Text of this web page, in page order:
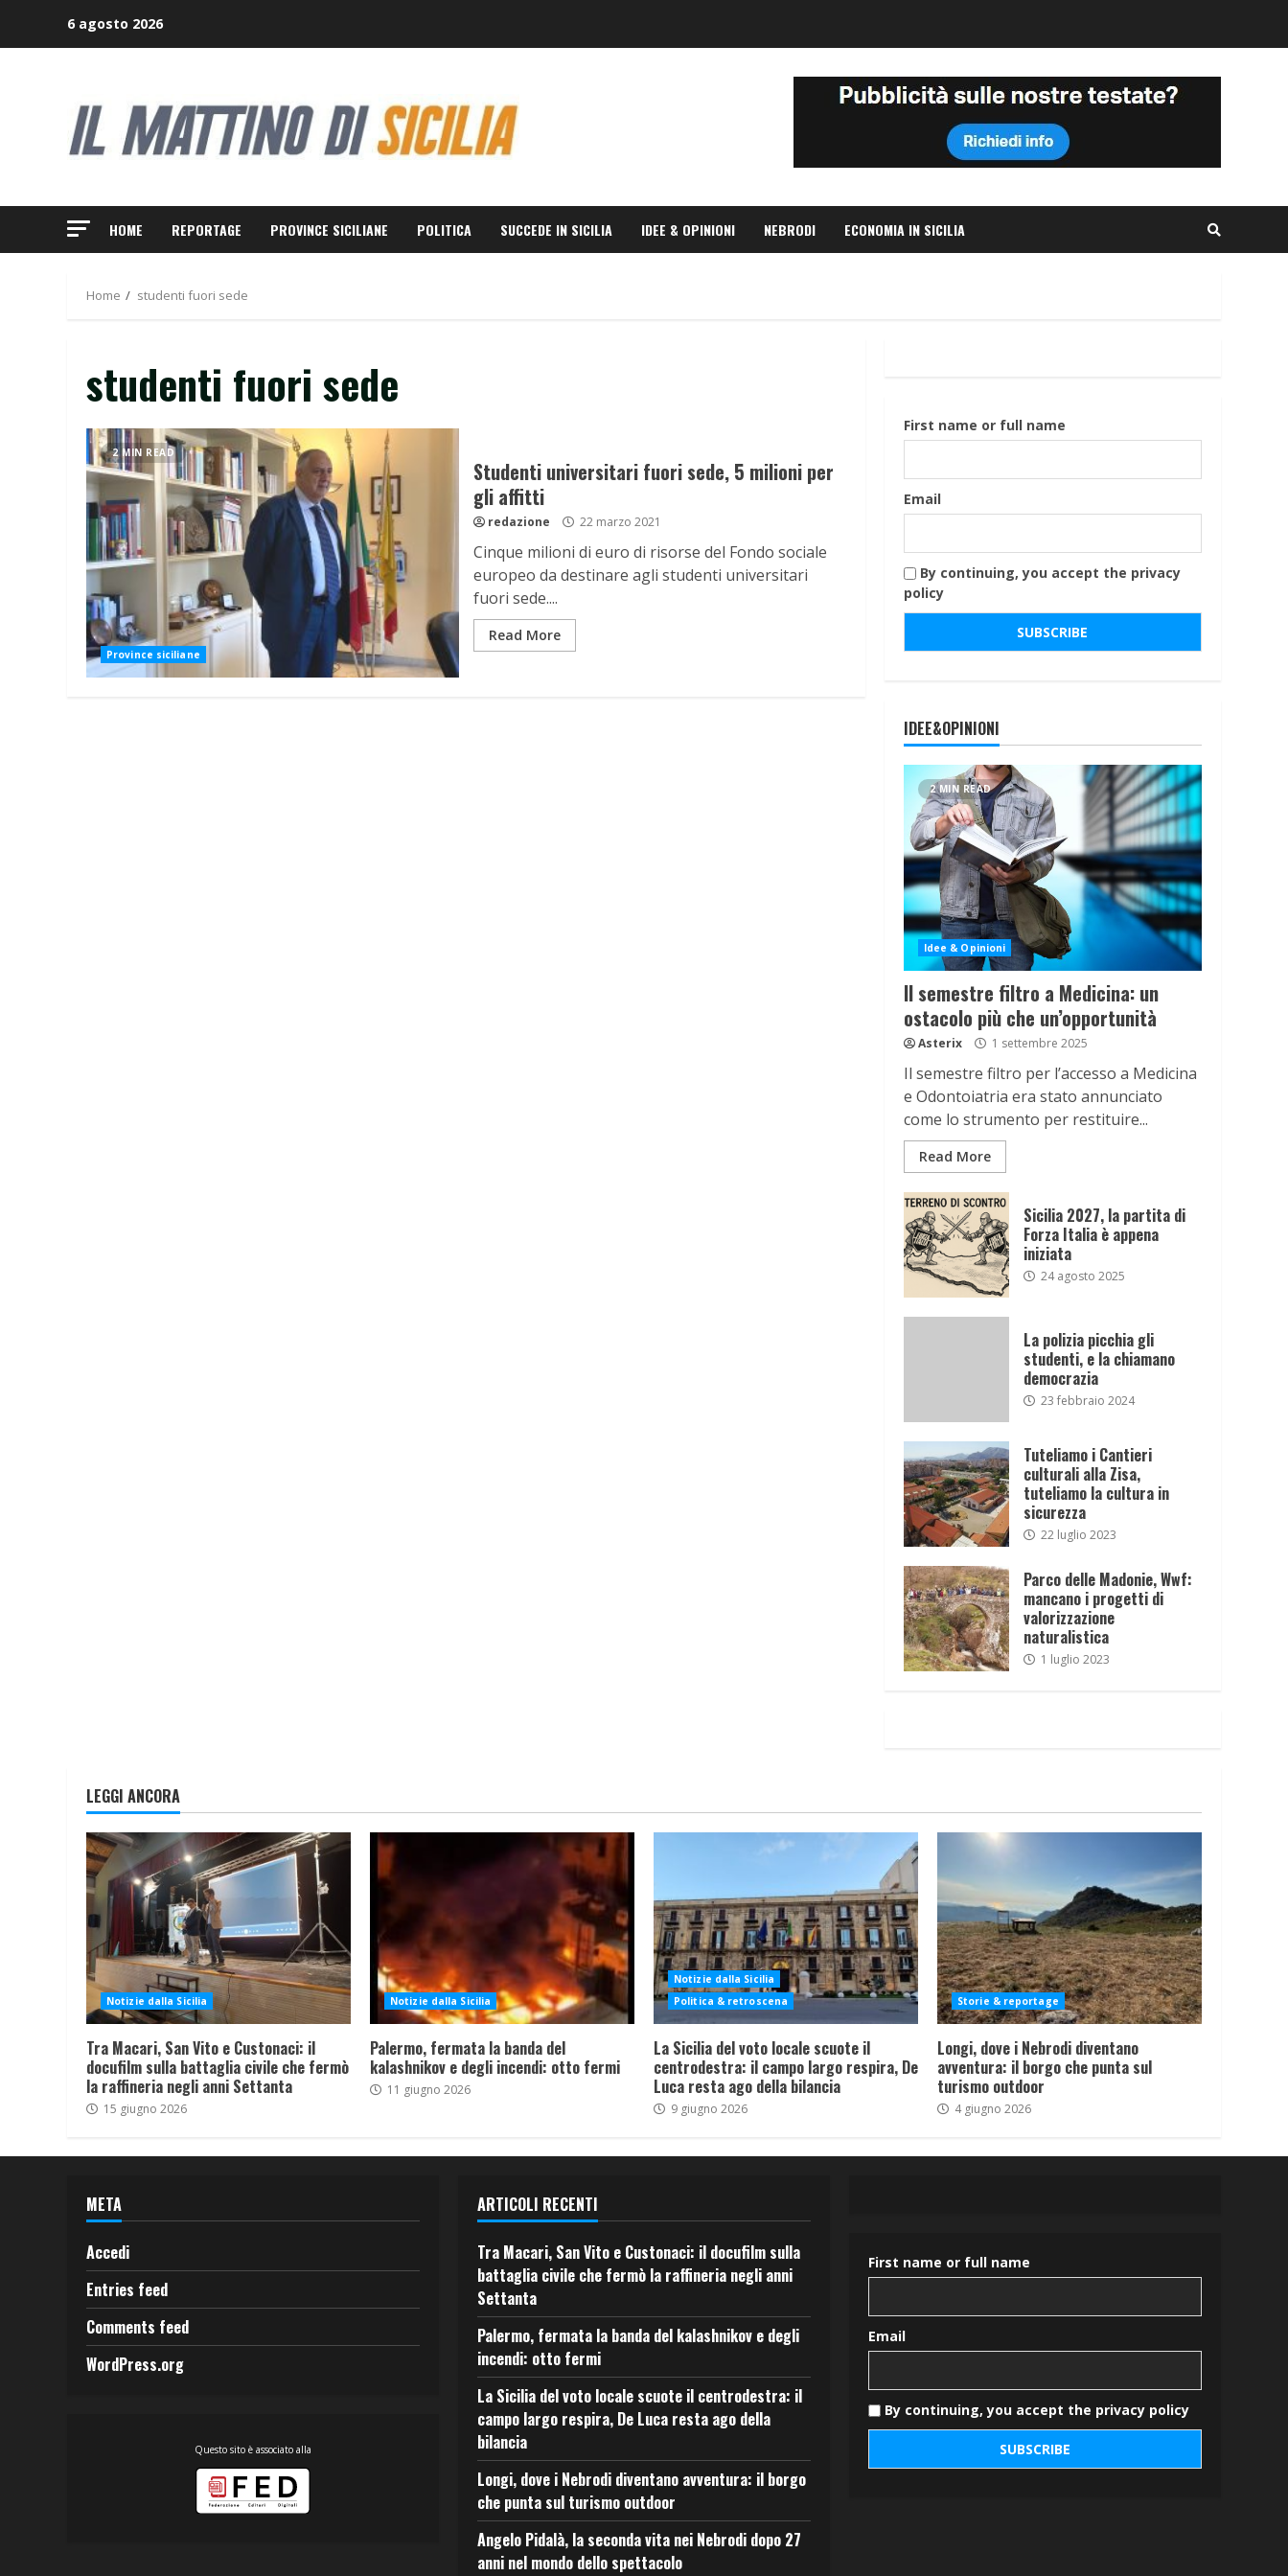
6 agosto 2026
HOME REPORTAGE PROVINCE SICILIANE POLITICA SUCCEDE IN SICILIA IDEE & OPINIONI NEBRODI ECONOMIA IN SICILIA
Home studenti fuori sede
studenti fuori sede
2 MIN READ
Province siciliane
Studenti universitari fuori sede, 5 milioni per
gli affitti
redazione 22 marzo 2021
Cinque milioni di euro di risorse del Fondo sociale
europeo da destinare agli studenti universitari
fuori sede....
Read More
First name or full name
Email
By continuing, you accept the privacy
policy
IDEE&OPINIONI
2 MIN READ
Idee & Opinioni
Il semestre filtro a Medicina: un
ostacolo più che un’opportunità
Asterix 1 settembre 2025
Il semestre filtro per l’accesso a Medicina
e Odontoiatria era stato annunciato
come lo strumento per restituire...
Read More
Sicilia 2027, la partita di
Forza Italia è appena
iniziata
24 agosto 2025
La polizia picchia gli
studenti, e la chiamano
democrazia
23 febbraio 2024
Tuteliamo i Cantieri
culturali alla Zisa,
tuteliamo la cultura in
sicurezza
22 luglio 2023
Parco delle Madonie, Wwf:
mancano i progetti di
valorizzazione
naturalistica
1 luglio 2023
LEGGI ANCORA
Notizie dalla Sicilia
Tra Macari, San Vito e Custonaci: il
docufilm sulla battaglia civile che fermò
la raffineria negli anni Settanta
15 giugno 2026
Notizie dalla Sicilia
Palermo, fermata la banda del
kalashnikov e degli incendi: otto fermi
11 giugno 2026
Notizie dalla Sicilia
Politica & retroscena
La Sicilia del voto locale scuote il
centrodestra: il campo largo respira, De
Luca resta ago della bilancia
9 giugno 2026
Storie & reportage
Longi, dove i Nebrodi diventano
avventura: il borgo che punta sul
turismo outdoor
4 giugno 2026
META
Accedi
Entries feed
Comments feed
WordPress.org
Questo sito è associato alla
ARTICOLI RECENTI
Tra Macari, San Vito e Custonaci: il docufilm sulla
battaglia civile che fermò la raffineria negli anni
Settanta
Palermo, fermata la banda del kalashnikov e degli
incendi: otto fermi
La Sicilia del voto locale scuote il centrodestra: il
campo largo respira, De Luca resta ago della
bilancia
Longi, dove i Nebrodi diventano avventura: il borgo
che punta sul turismo outdoor
Angelo Pidalà, la seconda vita nei Nebrodi dopo 27
anni nel mondo dello spettacolo
First name or full name
Email
By continuing, you accept the privacy policy